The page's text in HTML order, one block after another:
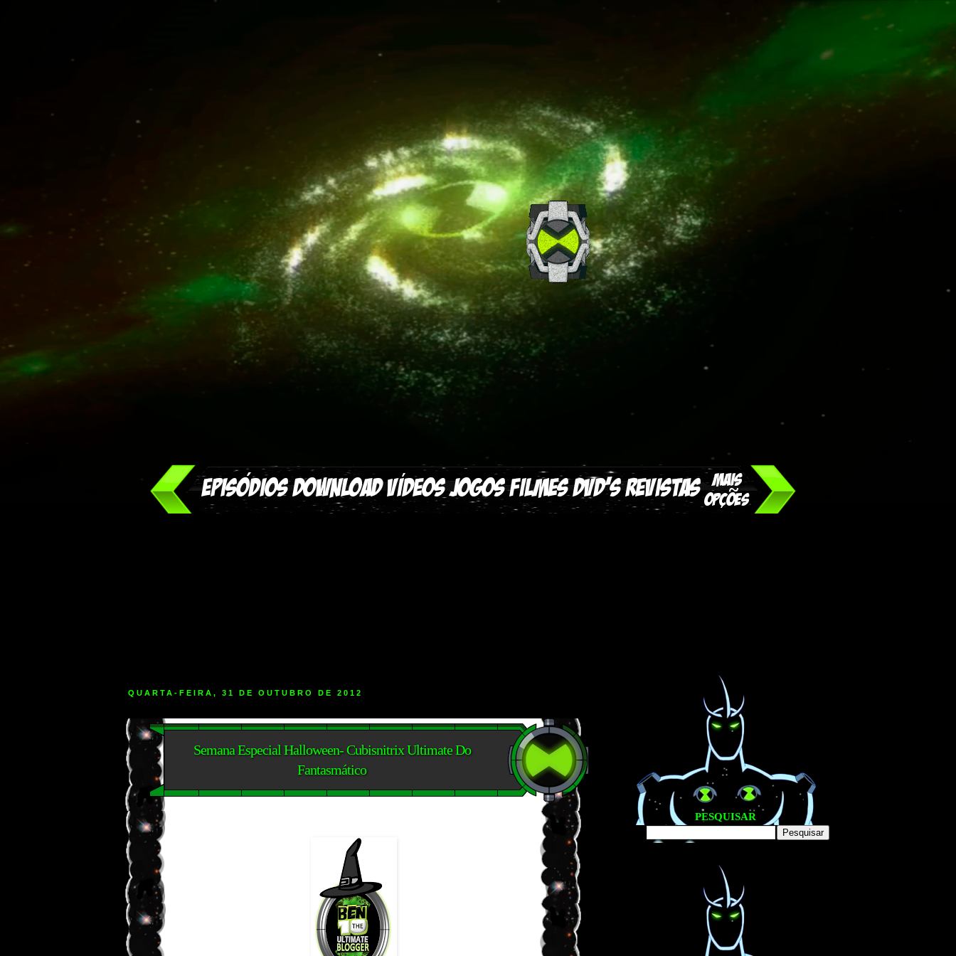
QUARTA-FEIRA, 31 DE OUTUBRO DE 2012
Semana Especial Halloween- Cubisnitrix Ultimate Do
Fantasmático
PESQUISAR